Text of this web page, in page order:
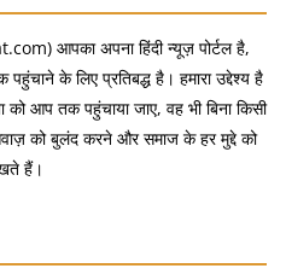
आपका अपना हिंदी न्यूज़ पोर्टल है,
के लिए प्रतिबद्ध है। हमारा उद्देश्य है
को आप तक पहुंचाया जाए, वह भी बिना किसी
को बुलंद करने और समाज के हर मुद्दे को
हैं।